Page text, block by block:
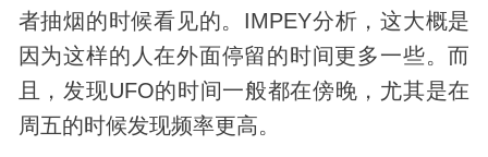
者抽烟的时候看见的。IMPEY分析，这大概是
因为这样的人在外面停留的时间更多一些。而
且，发现UFO的时间一般都在傍晚，尤其是在
周五的时候发现频率更高。